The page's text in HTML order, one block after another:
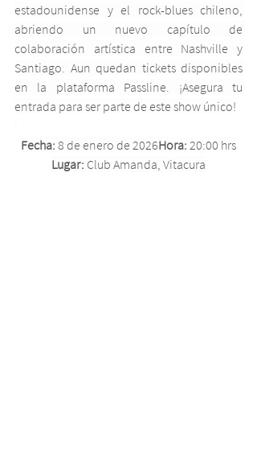
estadounidense y el rock-blues chileno,
abriendo un nuevo capítulo de
colaboración artística entre Nashville y
Santiago. Aun quedan tickets disponibles
en la plataforma Passline. ¡Asegura tu
entrada para ser parte de este show único!
Fecha: 8 de enero de 2026Hora: 20:00 hrs
Lugar: Club Amanda, Vitacura